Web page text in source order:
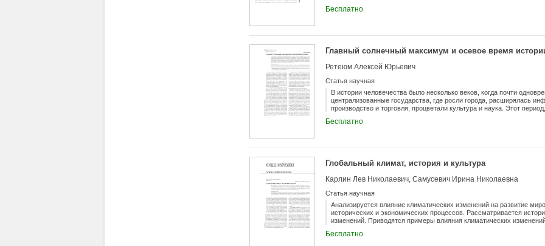
Бесплатно
Главный солнечный максимум и осевое время
Ретеюм Алексей Юрьевич
Статья научная
В истории человечества было несколько веков, когда почти
централизованные государства, где росли города, расширялась
производство и торговля, процветали культура и наука. Этот
питала процессы уникальных перемен в традиционных обществах?
Бесплатно
Глобальный климат, история и культура
Карлин Лев Николаевич, Самусевич Ирина Николаевна
Статья научная
Анализируется влияние климатических изменений на развитие
исторических и экономических процессов. Рассматривается
изменений. Приводятся примеры влияния климатических
Бесплатно